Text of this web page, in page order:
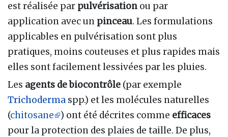
est réalisée par pulvérisation ou par
application avec un pinceau. Les formulations
applicables en pulvérisation sont plus
pratiques, moins couteuses et plus rapides mais
elles sont facilement lessivées par les pluies.
Les agents de biocontrôle (par exemple
Trichoderma spp.) et les molécules naturelles
(chitosane ) ont été décrites comme efficaces
pour la protection des plaies de taille. De plus,